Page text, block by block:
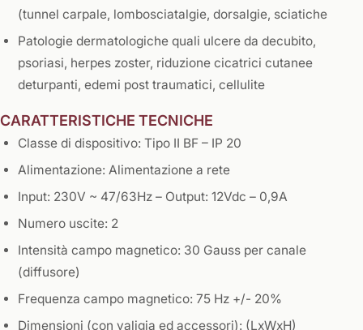
(tunnel carpale, lombosciatalgie, dorsalgie, sciatiche
Patologie dermatologiche quali ulcere da decubito,
psoriasi, herpes zoster, riduzione cicatrici cutanee
deturpanti, edemi post traumatici, cellulite
CARATTERISTICHE TECNICHE
Classe di dispositivo: Tipo II BF – IP 20
Alimentazione: Alimentazione a rete
Input: 230V ~ 47/63Hz – Output: 12Vdc – 0,9A
Numero uscite: 2
Intensità campo magnetico: 30 Gauss per canale
(diffusore)
Frequenza campo magnetico: 75 Hz +/- 20%
Dimensioni (con valigia ed accessori): (LxWxH)